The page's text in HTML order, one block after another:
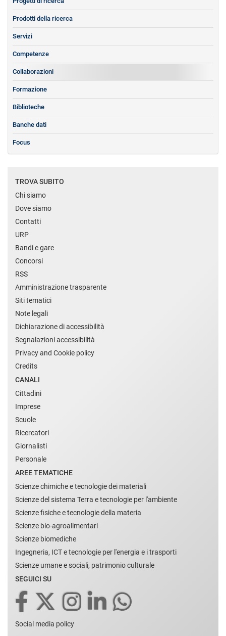
Prodotti della ricerca
Servizi
Competenze
Collaborazioni
Formazione
Biblioteche
Banche dati
Focus
TROVA SUBITO
Chi siamo
Dove siamo
Contatti
URP
Bandi e gare
Concorsi
RSS
Amministrazione trasparente
Siti tematici
Note legali
Dichiarazione di accessibilità
Segnalazioni accessibilità
Privacy and Cookie policy
Credits
CANALI
Cittadini
Imprese
Scuole
Ricercatori
Giornalisti
Personale
AREE TEMATICHE
Scienze chimiche e tecnologie dei materiali
Scienze del sistema Terra e tecnologie per l'ambiente
Scienze fisiche e tecnologie della materia
Scienze bio-agroalimentari
Scienze biomediche
Ingegneria, ICT e tecnologie per l'energia e i trasporti
Scienze umane e sociali, patrimonio culturale
SEGUICI SU
Social media policy